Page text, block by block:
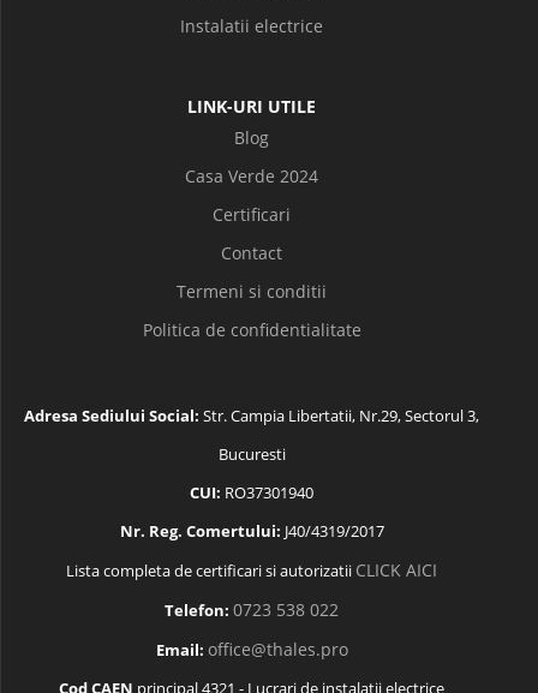
Instalatii electrice
LINK-URI UTILE
Blog
Casa Verde 2024
Certificari
Contact
Termeni si conditii
Politica de confidentialitate
Adresa Sediului Social: Str. Campia Libertatii, Nr.29, Sectorul 3,
Bucuresti
CUI: RO37301940
Nr. Reg. Comertului: J40/4319/2017
Lista completa de certificari si autorizatii CLICK AICI
Telefon: 0723 538 022
Email: office@thales.pro
Cod CAEN principal 4321 - Lucrari de instalatii electrice